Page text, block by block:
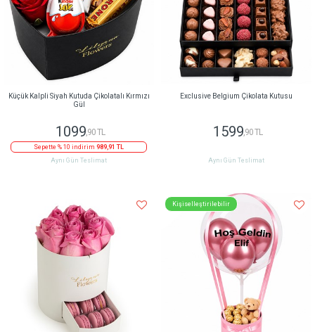
Küçük Kalpli Siyah Kutuda Çikolatalı Kırmızı
Gül
1099 ,90 TL
Sepette % 10 indirim 989,91 TL
Aynı Gün Teslimat
Exclusive Belgium Çikolata Kutusu
1599 ,90 TL
Aynı Gün Teslimat
Kişiselleştirilebilir